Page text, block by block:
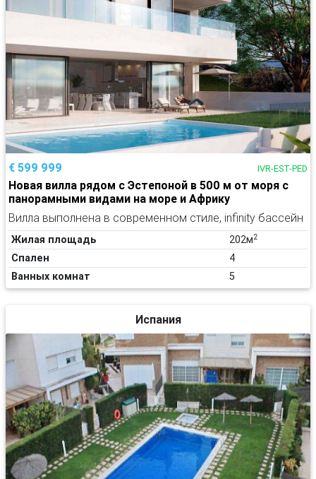
€ 599 999 IVR-EST-PED
Новая вилла рядом с Эстепоной в 500 м от моря с
панорамными видами на море и Африку
Вилла выполнена в современном стиле, infinity бассейн
Жилая площадь 202м2
Спален
4
Ванных комнат
5
Испания